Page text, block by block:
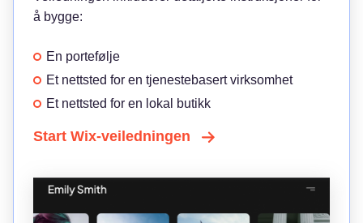
å bygge:
En portefølje
Et nettsted for en tjenestebasert virksomhet
Et nettsted for en lokal butikk
Start Wix-veiledningen